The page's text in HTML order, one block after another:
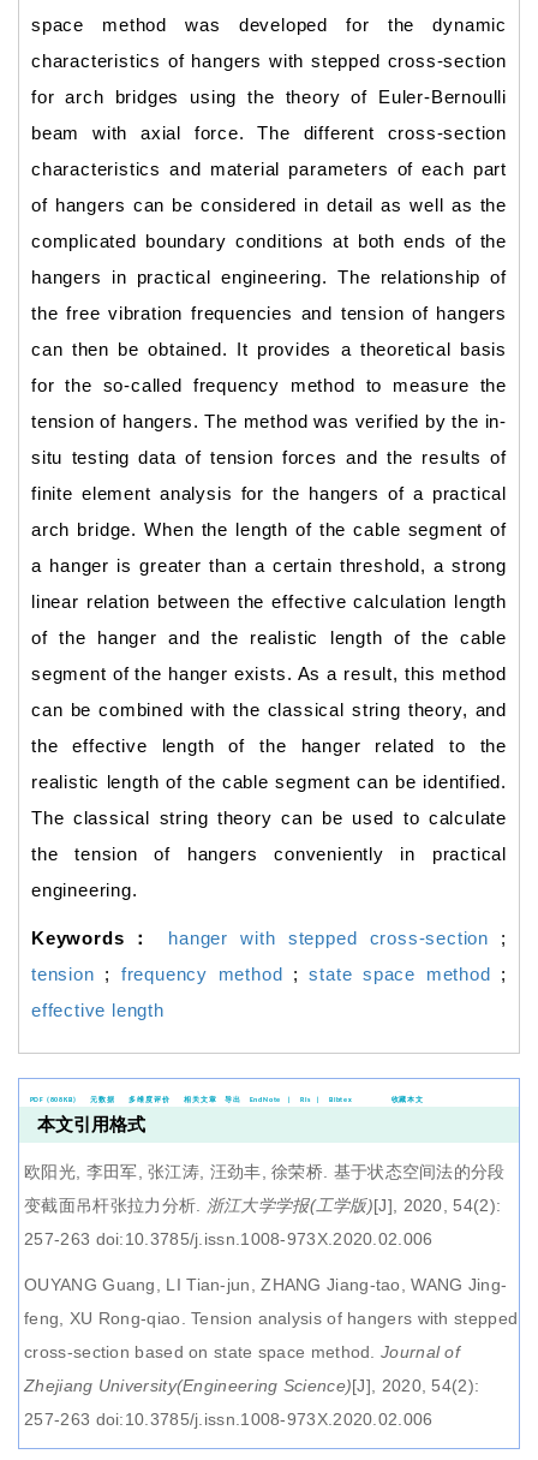
space method was developed for the dynamic
characteristics of hangers with stepped cross-section
for arch bridges using the theory of Euler-Bernoulli
beam with axial force. The different cross-section
characteristics and material parameters of each part
of hangers can be considered in detail as well as the
complicated boundary conditions at both ends of the
hangers in practical engineering. The relationship of
the free vibration frequencies and tension of hangers
can then be obtained. It provides a theoretical basis
for the so-called frequency method to measure the
tension of hangers. The method was verified by the in-
situ testing data of tension forces and the results of
finite element analysis for the hangers of a practical
arch bridge. When the length of the cable segment of
a hanger is greater than a certain threshold, a strong
linear relation between the effective calculation length
of the hanger and the realistic length of the cable
segment of the hanger exists. As a result, this method
can be combined with the classical string theory, and
the effective length of the hanger related to the
realistic length of the cable segment can be identified.
The classical string theory can be used to calculate
the tension of hangers conveniently in practical
engineering.
Keywords： hanger with stepped cross-section ;
tension ; frequency method ;state space method ;
effective length
PDF (808KB) 元数据 多维度评价 相关文章 导出 EndNote | Ris | Bibtex 收藏本文
本文引用格式
欧阳光, 李田军, 张江涛, 汪劲丰, 徐荣桥. 基于状态空间法的分段
变截面吊杆张拉力分析
浙江大学学报(工学版)[J], 2020, 54(2):
257-263 doi:10.3785/j.issn.1008-973X.2020.02.006
OUYANG Guang, LI Tian-jun, ZHANG Jiang-tao, WANG Jing-
feng, XU Rong-qiao.Tension analysis of hangers with stepped
cross-section based on state space method .Journal of
Zhejiang University(Engineering Science)[J], 2020, 54(2):
257-263 doi:10.3785/j.issn.1008-973X.2020.02.006